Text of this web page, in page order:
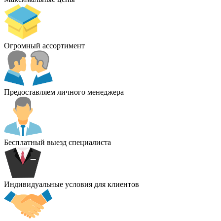
Огромный ассортимент
Предоставляем личного менеджера
Бесплатный выезд специалиста
Индивидуальные условия для клиентов